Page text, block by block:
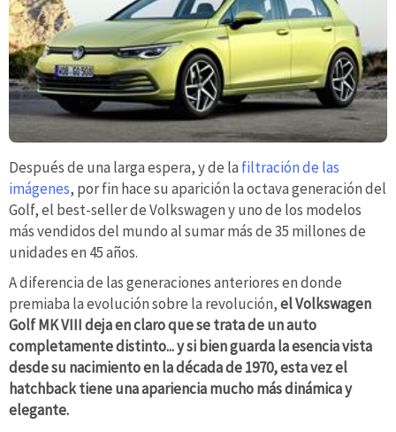
Después de una larga espera, y de la filtración de las
imágenes, por fin hace su aparición la octava generación del
Golf, el best-seller de Volkswagen y uno de los modelos
más vendidos del mundo al sumar más de 35 millones de
unidades en 45 años.
A diferencia de las generaciones anteriores en donde
premiaba la evolución sobre la revolución,el Volkswagen
Golf MK VIII deja en claro que se trata de un auto
completamente distinto... y si bien guarda la esencia vista
desde su nacimiento en la década de 1970, esta vez el
hatchback tiene una apariencia mucho más dinámica y
elegante.